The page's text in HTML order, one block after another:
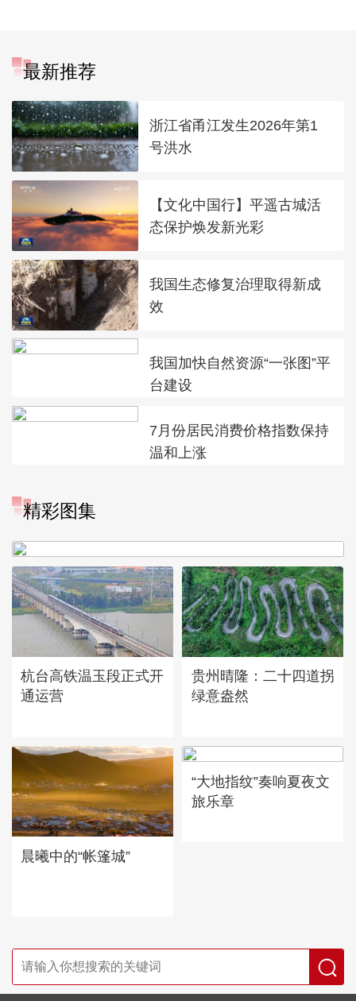
最新推荐
浙江省甬江发生2026年第1
号洪水
【文化中国行】平遥古城活
态保护焕发新光彩
我国生态修复治理取得新成
效
我国加快自然资源“一张图”平
台建设
7月份居民消费价格指数保持
温和上涨
精彩图集
杭台高铁温玉段正式开
通运营
贵州晴隆：二十四道拐
绿意盎然
晨曦中的“帐篷城”
“大地指纹”奏响夏夜文
旅乐章